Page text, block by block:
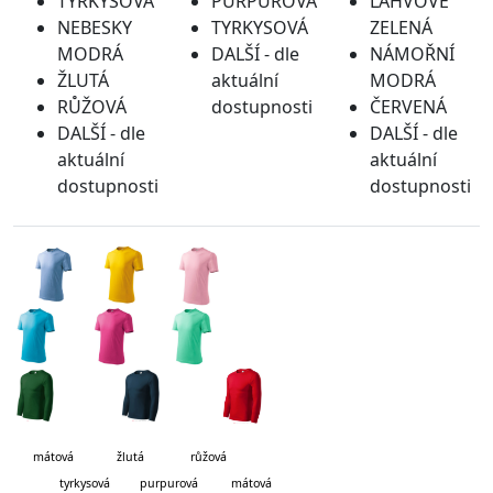
NEBESKY
MODRÁ
ŽLUTÁ
RŮŽOVÁ
DALŠÍ - dle
aktuální
dostupnosti
TYRKYSOVÁ
DALŠÍ - dle
aktuální
dostupnosti
ZELENÁ
NÁMOŘNÍ
MODRÁ
ČERVENÁ
DALŠÍ - dle
aktuální
dostupnosti
mátová
žlutá růžová
tyrkysová purpurová mátová